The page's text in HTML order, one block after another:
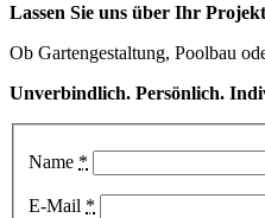
Lassen Sie uns über Ihr
Ob Gartengestaltung, Poolbau
Unverbindlich. Persönlich.
Name *
E-Mail *